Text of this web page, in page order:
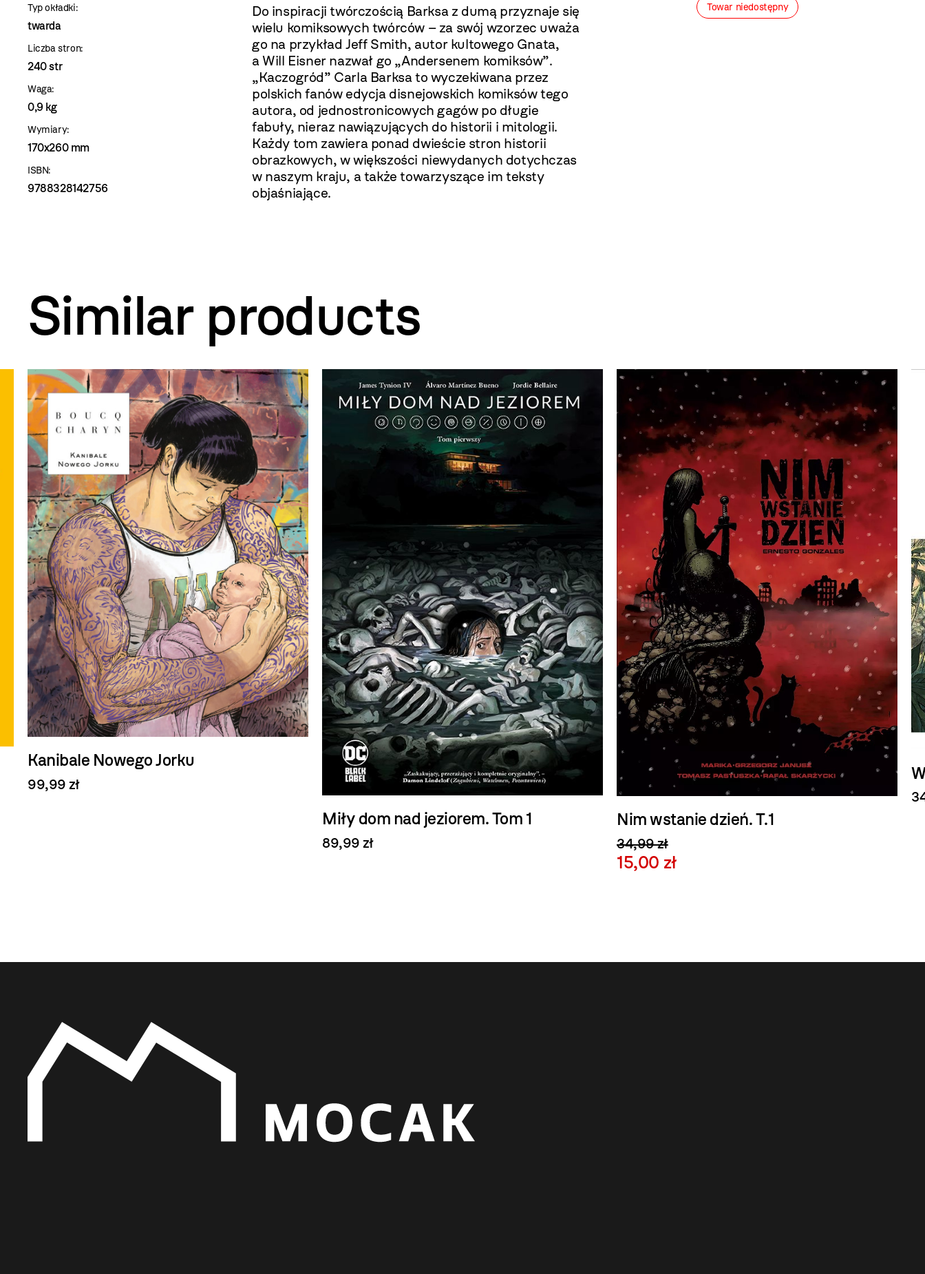
Typ okładki:
twarda
Liczba stron:
240 str
Waga:
0,9 kg
Wymiary:
170x260 mm
ISBN:
9788328142756
Do inspiracji twórczością Barksa z dumą przyznaje się
wielu komiksowych twórców – za swój wzorzec uważa
go na przykład Jeff Smith, autor kultowego Gnata,
a Will Eisner nazwał go „Andersenem komiksów”.
„Kaczogród” Carla Barksa to wyczekiwana przez
polskich fanów edycja disnejowskich komiksów tego
autora, od jednostronicowych gagów po długie
fabuły, nieraz nawiązujących do historii i mitologii.
Każdy tom zawiera ponad dwieście stron historii
obrazkowych, w większości niewydanych dotychczas
w naszym kraju, a także towarzyszące im teksty
objaśniające.
Towar niedostępny
Similar products
Kanibale Nowego Jorku
99,99 zł
Miły dom nad jeziorem. Tom 1
89,99 zł
Nim wstanie dzień. T.1
34,99 zł
15,00 zł